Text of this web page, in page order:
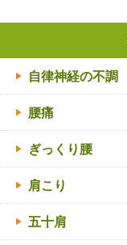
自律神経の不調
腰痛
ぎっくり腰
肩こり
五十肩